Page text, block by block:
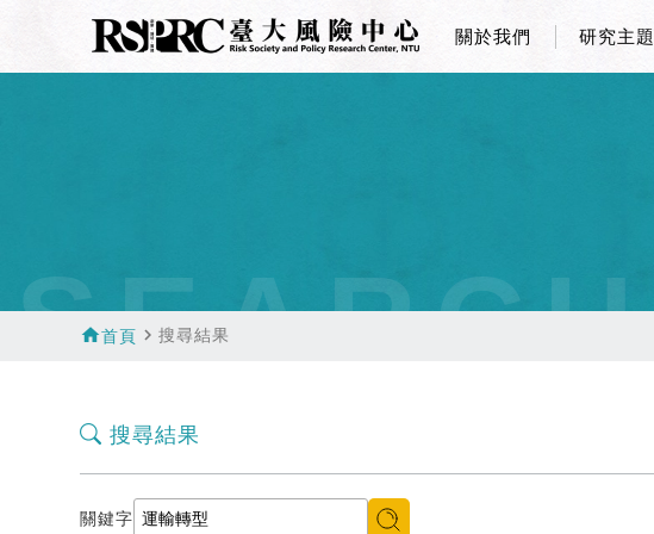
關於我們 研究主題
SEARCH
home首頁 navigate_next搜尋結果
搜尋結果
關鍵字